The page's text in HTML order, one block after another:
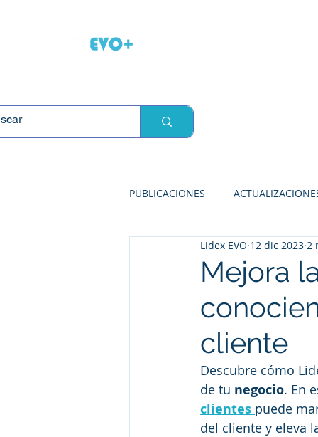
PUBLICACIONES
SOLUCIONES PARA ABARROTES
SOLUCIONES PARA FARMACIAS
Mejora
cliente
Lidex EVO 12 dic 2023 2
Descubre cómo
de tu negocio. En
clientes puede
del cliente y eleva